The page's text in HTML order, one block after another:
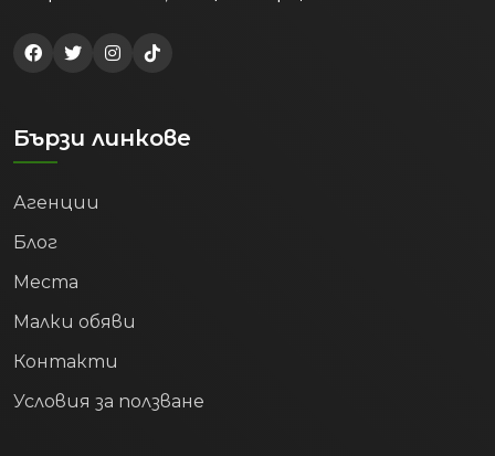
Бързи линкове
Агенции
Блог
Места
Малки обяви
Контакти
Условия за ползване